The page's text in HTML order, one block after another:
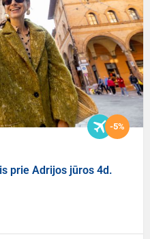
-5%
prie Adrijos jūros 4d.